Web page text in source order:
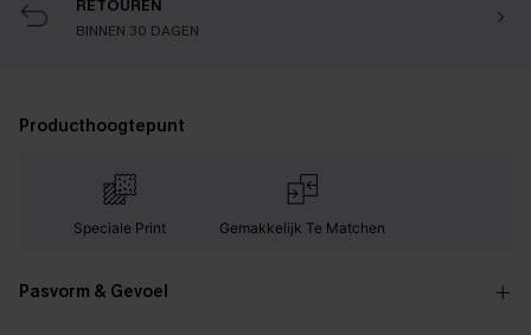
RETOUREN
BINNEN 30 DAGEN
Producthoogtepunt
Speciale Print Gemakkelijk Te Matchen
Pasvorm & Gevoel